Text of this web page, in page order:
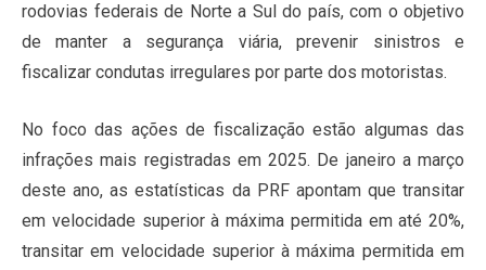
rodovias federais de Norte a Sul do país, com o objetivo
de manter a segurança viária, prevenir sinistros e
fiscalizar condutas irregulares por parte dos motoristas.
No foco das ações de fiscalização estão algumas das
infrações mais registradas em 2025. De janeiro a março
deste ano, as estatísticas da PRF apontam que transitar
em velocidade superior à máxima permitida em até 20%,
transitar em velocidade superior à máxima permitida em